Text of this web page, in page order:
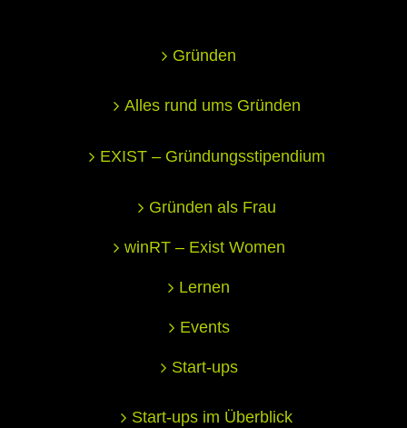
Gründen
Alles rund ums Gründen
EXIST – Gründungsstipendium
Gründen als Frau
winRT – Exist Women
Lernen
Events
Start-ups
Start-ups im Überblick